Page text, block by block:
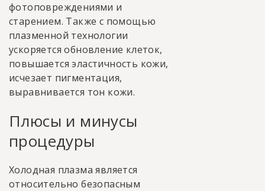
фотоповреждениями и
старением. Также с помощью
плазменной технологии
ускоряется обновление клеток,
повышается эластичность кожи,
исчезает пигментация,
выравнивается тон кожи.
Плюсы и минусы
процедуры
Холодная плазма является
относительно безопасным